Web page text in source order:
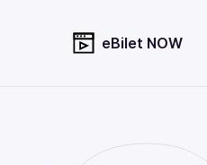
eBilet NOW